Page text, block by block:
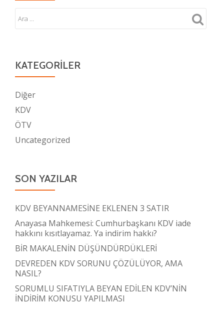
KATEGORILER
Diğer
KDV
ÖTV
Uncategorized
SON YAZILAR
KDV BEYANNAMESİNE EKLENEN 3 SATIR
Anayasa Mahkemesi: Cumhurbaşkanı KDV iade
hakkını kısıtlayamaz. Ya indirim hakkı?
BİR MAKALENİN DÜŞÜNDÜRDÜKLERİ
DEVREDEN KDV SORUNU ÇÖZÜLÜYOR, AMA
NASIL?
SORUMLU SIFATIYLA BEYAN EDİLEN KDV’NİN
İNDİRİM KONUSU YAPILMASI